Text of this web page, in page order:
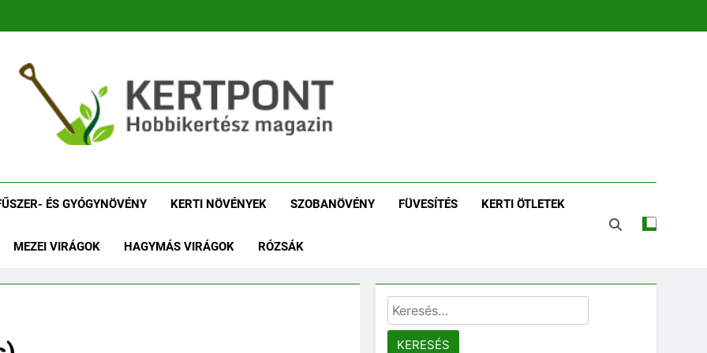
Növényhatározó
ÉS GYÓGYNÖVÉNY KERTI NÖVÉNYEK SZOBANÖVÉNY FÜVESÍTÉS KERTI ÖTLETEK
MEZEI VIRÁGOK HAGYMÁS VIRÁGOK RÓZSÁK
Keresés: